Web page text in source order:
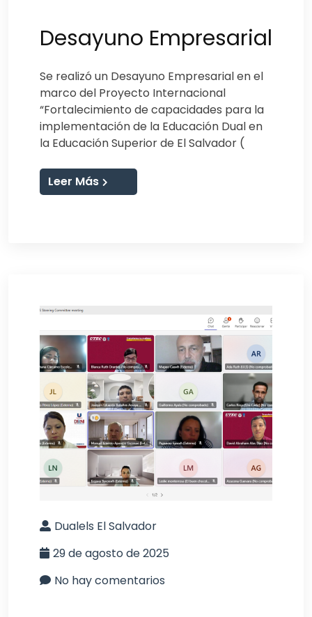
Desayuno Empresarial
Se realizó un Desayuno Empresarial en el
marco del Proyecto Internacional
“Fortalecimiento de capacidades para la
implementación de la Educación Dual en
la Educación Superior de El Salvador (
Leer Más
Dualels El Salvador
29 de agosto de 2025
No hay comentarios